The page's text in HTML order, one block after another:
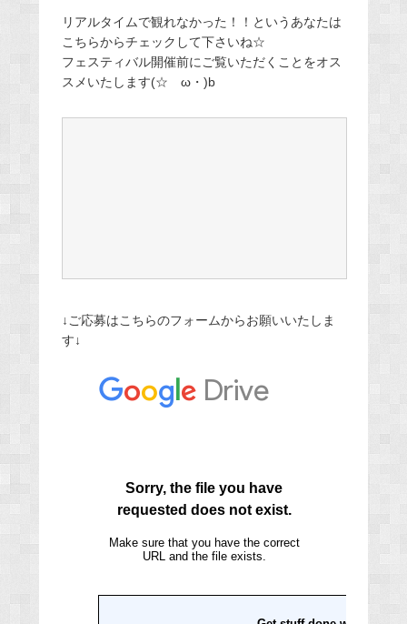
リアルタイムで観れなかった！！というあなたは
こちらからチェックして下さいね☆
フェスティバル開催前にご覧いただくことをオス
スメいたします(☆ゝω・)b
↓ご応募はこちらのフォームからお願いいたしま
す↓